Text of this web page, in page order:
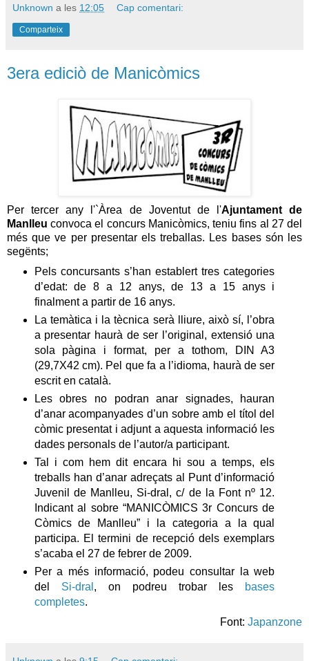
Unknown a les 12:05 Cap comentari:
Comparteix
3era ediciò de Manicòmics
Per tercer any l'`Àrea de Joventut de l'Ajuntament de
Manlleu convoca el concurs Manicòmics, teniu fins al 27 del
més que ve per presentar els treballas. Les bases són les
segënts;
Pels concursants s’han establert tres categories
d’edat: de 8 a 12 anys, de 13 a 15 anys i
finalment a partir de 16 anys.
La temàtica i la tècnica serà lliure, això sí, l’obra
a presentar haurà de ser l’original, extensió una
sola pàgina i format, per a tothom, DIN A3
(29,7X42 cm). Pel que fa a l’idioma, haurà de ser
escrit en català.
Les obres no podran anar signades, hauran
d’anar acompanyades d’un sobre amb el títol del
còmic presentat i adjunt a aquesta informació les
dades personals de l’autor/a participant.
Tal i com hem dit encara hi sou a temps, els
treballs han d’anar adreçats al Punt d’informació
Juvenil de Manlleu, Si-dral, c/ de la Font nº 12.
Indicant al sobre “MANICÒMICS 3r Concurs de
Còmics de Manlleu” i la categoria a la qual
participa. El termini de recepció dels exemplars
s’acaba el 27 de febrer de 2009.
Per a més informació, podeu consultar la web
del Si-dral , on podreu trobar les bases
completes.
Font: Japanzone